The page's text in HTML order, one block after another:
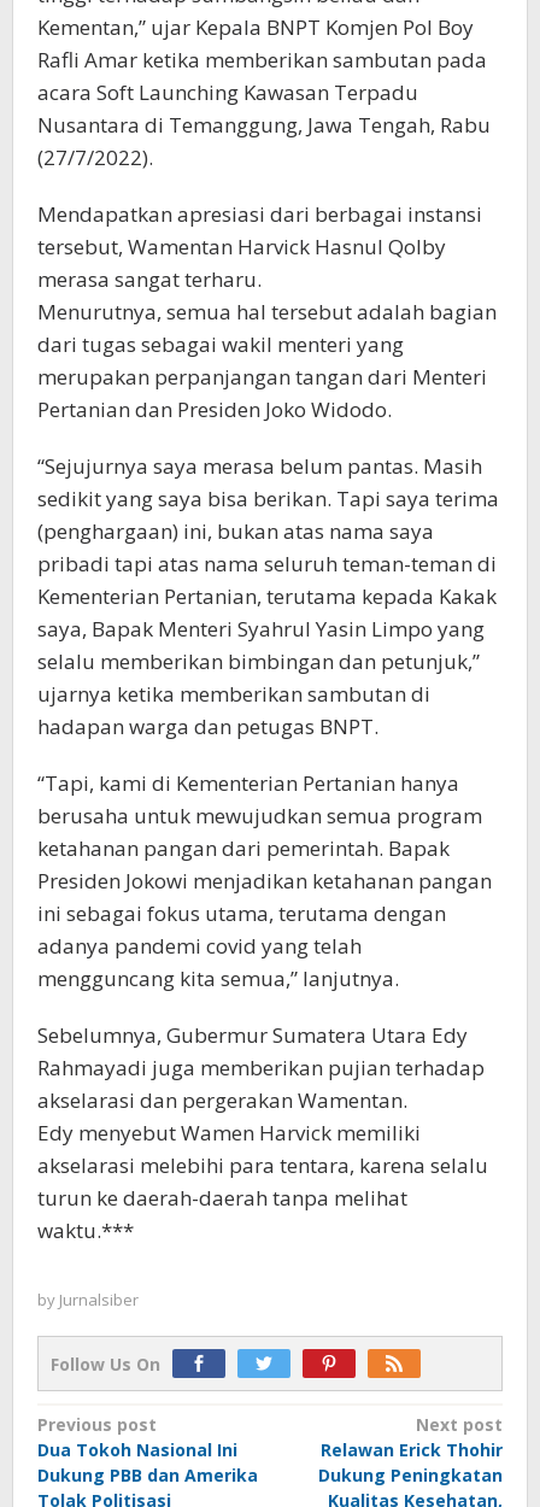
Kementan,” ujar Kepala BNPT Komjen Pol Boy
Rafli Amar ketika memberikan sambutan pada
acara Soft Launching Kawasan Terpadu
Nusantara di Temanggung, Jawa Tengah, Rabu
(27/7/2022).
Mendapatkan apresiasi dari berbagai instansi
tersebut, Wamentan Harvick Hasnul Qolby
merasa sangat terharu.
Menurutnya, semua hal tersebut adalah bagian
dari tugas sebagai wakil menteri yang
merupakan perpanjangan tangan dari Menteri
Pertanian dan Presiden Joko Widodo.
“Sejujurnya saya merasa belum pantas. Masih
sedikit yang saya bisa berikan. Tapi saya terima
(penghargaan) ini, bukan atas nama saya
pribadi tapi atas nama seluruh teman-teman di
Kementerian Pertanian, terutama kepada Kakak
saya, Bapak Menteri Syahrul Yasin Limpo yang
selalu memberikan bimbingan dan petunjuk,”
ujarnya ketika memberikan sambutan di
hadapan warga dan petugas BNPT.
“Tapi, kami di Kementerian Pertanian hanya
berusaha untuk mewujudkan semua program
ketahanan pangan dari pemerintah. Bapak
Presiden Jokowi menjadikan ketahanan pangan
ini sebagai fokus utama, terutama dengan
adanya pandemi covid yang telah
mengguncang kita semua,” lanjutnya.
Sebelumnya, Gubermur Sumatera Utara Edy
Rahmayadi juga memberikan pujian terhadap
akselarasi dan pergerakan Wamentan.
Edy menyebut Wamen Harvick memiliki
akselarasi melebihi para tentara, karena selalu
turun ke daerah-daerah tanpa melihat
waktu.***
by Jurnalsiber
Follow Us On
Post
navigation
Previous post
Dua Tokoh Nasional Ini
Dukung PBB dan Amerika
Tolak Politisasi
Next post
Relawan Erick Thohir
Dukung Peningkatan
Kualitas Kesehatan,